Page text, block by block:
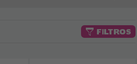
FILTROS